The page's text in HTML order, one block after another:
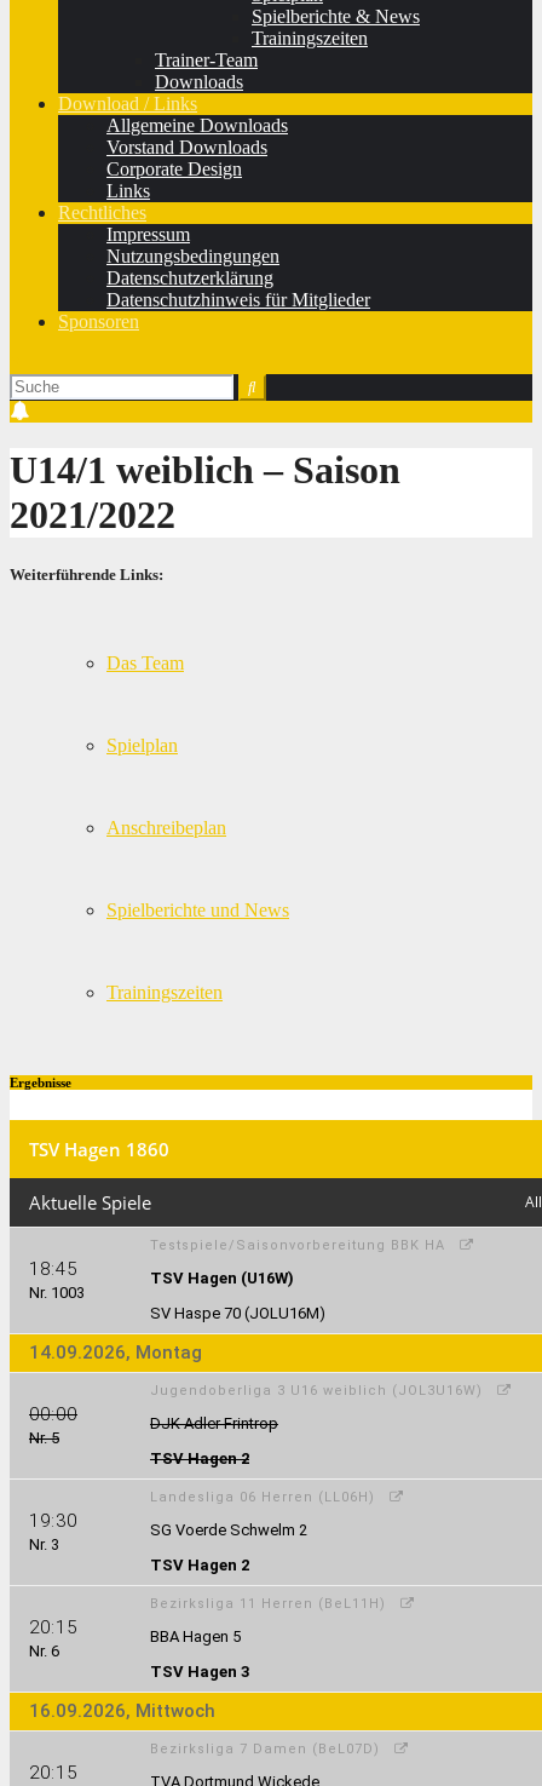
Spielberichte & News
Trainingszeiten
Trainer-Team
Downloads
Download / Links
Allgemeine Downloads
Vorstand Downloads
Corporate Design
Links
Rechtliches
Impressum
Nutzungsbedingungen
Datenschutzerklärung
Datenschutzhinweis für Mitglieder
Sponsoren
U14/1 weiblich – Saison
2021/2022
Weiterführende Links:
Das Team
Spielplan
Anschreibeplan
Spielberichte und News
Trainingszeiten
Ergebnisse